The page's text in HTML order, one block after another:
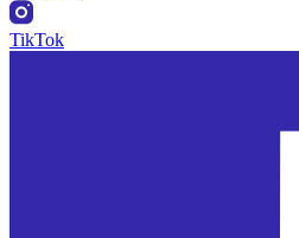
TikTok